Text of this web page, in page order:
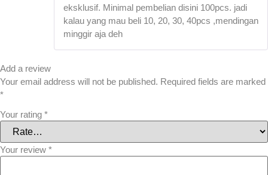
eksklusif. Minimal pembelian disini 100pcs. jadi
kalau yang mau beli 10, 20, 30, 40pcs ,mendingan
minggir aja deh
Add a review
Your email address will not be published. Required fields are marked
*
Your rating *
Your review *